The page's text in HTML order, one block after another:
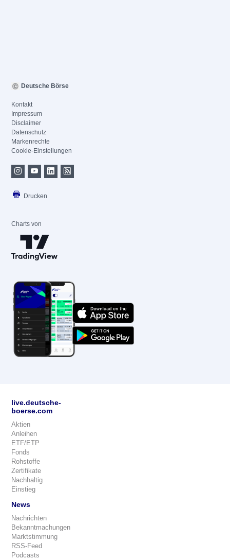
Deutsche Börse
Kontakt
Impressum
Disclaimer
Datenschutz
Markenrechte
Cookie-Einstellungen
Drucken
Charts von
live.deutsche-
boerse.com
Aktien
Anleihen
ETF/ETP
Fonds
Rohstoffe
Zertifikate
Nachhaltig
Einstieg
News
Nachrichten
Bekanntmachungen
Marktstimmung
RSS-Feed
Podcasts